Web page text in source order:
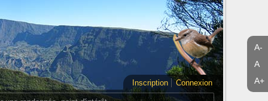
A-
A
A+
Inscription
Connexion